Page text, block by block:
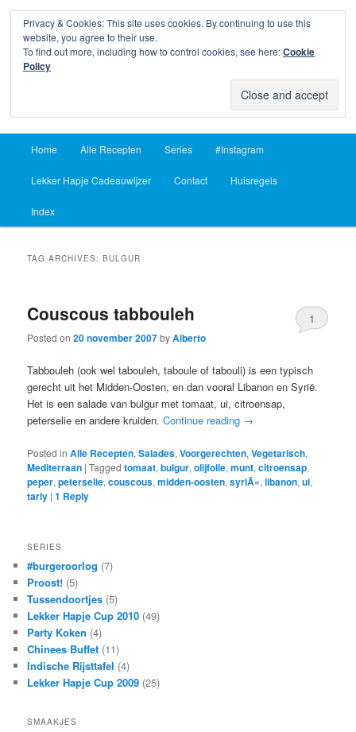
Lekker Hapje
Skip
to
primary
content
Skip
to
secondary
content
Home Alle Recepten Series #Instagram
Lekker Hapje Cadeauwijzer Contact Huisregels
Index
TAG ARCHIVES:BULGUR
Couscous tabbouleh
Posted on20 november 2007byAlberto
1
Tabbouleh (ook wel tabouleh, taboule of tabouli) is een typisch
gerecht uit het Midden-Oosten, en dan vooral Libanon en Syrië.
Het is een salade van bulgur met tomaat, ui, citroensap,
peterselie en andere kruiden.Continue reading →
Posted in Alle Recepten,Salades,Voorgerechten,Vegetarisch,
Mediterraan |Tagged tomaat,bulgur,olijfolie,munt,citroensap,
peper,peterselie,couscous,midden-oosten,syriÃ«,libanon,ui,
tarly |1 Reply
SERIES
#burgeroorlog (7)
Proost! (5)
Tussendoortjes (5)
Lekker Hapje Cup 2010 (49)
Party Koken (4)
Chinees Buffet (11)
Indische Rijsttafel (4)
Lekker Hapje Cup 2009 (25)
SMAAKJES
Privacy & Cookies: This site uses cookies. By continuing to use this
website, you agree to their use.
To find out more, including how to control cookies, see here:Cookie
Policy